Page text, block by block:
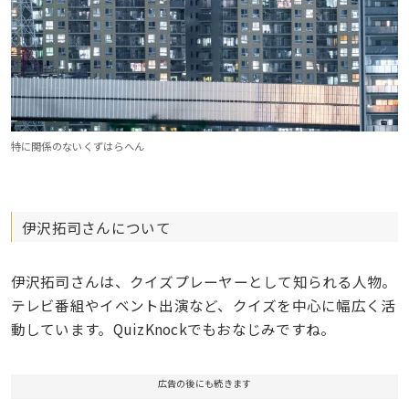
特に関係のないくずはらへん
伊沢拓司さんについて
伊沢拓司さんは、クイズプレーヤーとして知られる人物。
テレビ番組やイベント出演など、クイズを中心に幅広く活
動しています。QuizKnockでもおなじみですね。
広告の後にも続きます